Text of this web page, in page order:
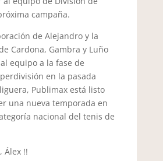
campaña.
de Alejandro y la
Cardona, Gambra y Luño
equipo a la fase de
en la pasada
Publimax está listo
una nueva temporada en
nacional del tenis de
Álex !!